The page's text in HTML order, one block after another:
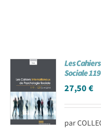
Les
Sociale
27,50€
par